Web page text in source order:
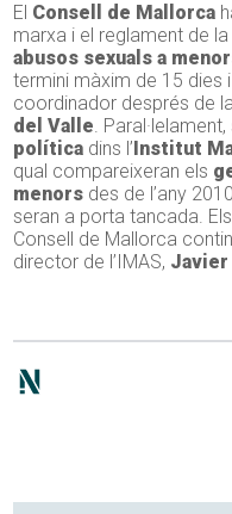
El Consell de Mallorca
marxa i el reglament de la
abusos sexuals a
termini màxim de 15 dies i
coordinador després de
del Valle.
política dins l’ Institut
qual compareixeran els
menors des de l’any
seran a porta tancada.
Consell de Mallorca
director de l’IMAS, Javier